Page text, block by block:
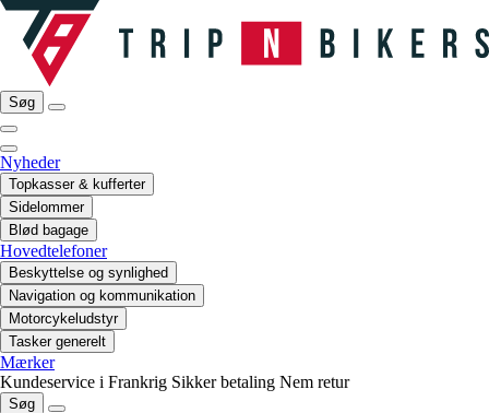
Søg
Nyheder
Topkasser & kufferter
Sidelommer
Blød bagage
Hovedtelefoner
Beskyttelse og synlighed
Navigation og kommunikation
Motorcykeludstyr
Tasker generelt
Mærker
Kundeservice i Frankrig Sikker betaling Nem retur
Søg